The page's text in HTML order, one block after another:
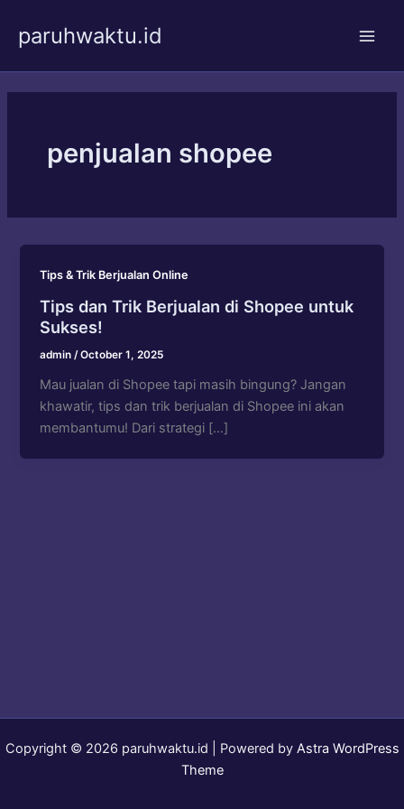
content
paruhwaktu.id
penjualan shopee
Tips & Trik Berjualan Online
Tips dan Trik Berjualan di Shopee untuk
Sukses!
admin/October 1, 2025
Mau jualan di Shopee tapi masih bingung? Jangan
khawatir, tips dan trik berjualan di Shopee ini akan
membantumu! Dari strategi […]
Copyright © 2026 paruhwaktu.id | Powered by Astra WordPress
Theme